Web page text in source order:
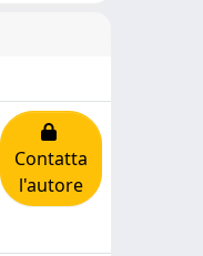
Contatta
l'autore